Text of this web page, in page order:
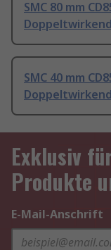
SMC 80 mm
Doppeltwirkend
SMC 40 mm
Doppeltwirkend
Exklusiv
Produkte
E-Mail-Anschrift